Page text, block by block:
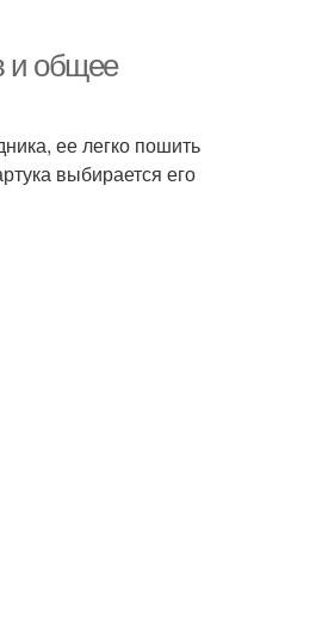
и общее
ее легко пошить
выбирается его